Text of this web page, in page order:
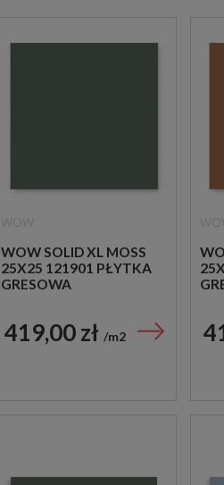
WOW SOLID XL MOSS
25X25 121901 PŁYTKA
GRESOWA
419,00 zł m2